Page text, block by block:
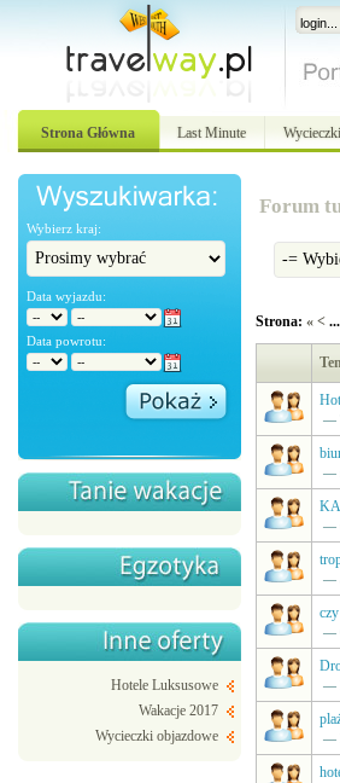
Strona Główna Last Minute
Wybierz kraj:
Data wyjazdu:
Data powrotu:
Hotele Luksusowe
Wakacje 2017
Wycieczki objazdowe
Forum
Strona: « < ...
—
—
—
—
—
—
—